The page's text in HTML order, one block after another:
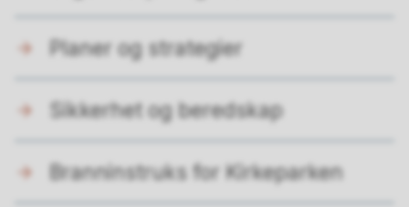
Planer og strategier
Sikkerhet og beredskap
Branninstruks for Kirkeparken